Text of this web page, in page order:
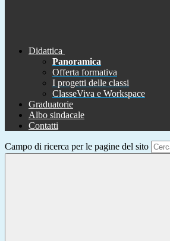
Didattica
Panoramica
Offerta formativa
I progetti delle classi
ClasseViva e Workspace
Graduatorie
Albo sindacale
Contatti
Campo di ricerca per le pagine del sito